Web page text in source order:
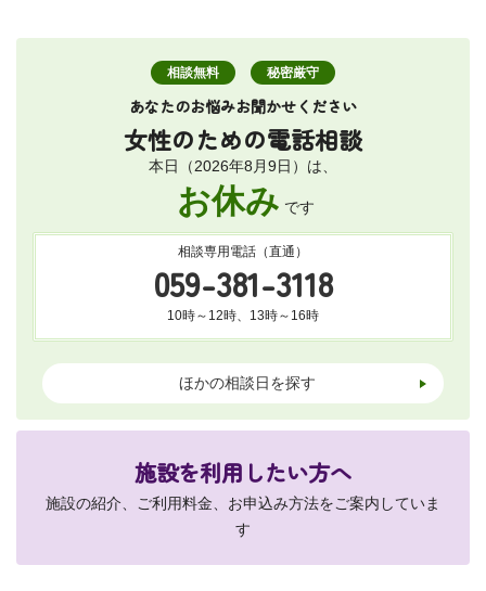
女性のための電話相談
相談無料 秘密厳守
あなたのお悩みお聞かせください
本日（2026年8月9日）は、
お休み です
相談専用電話（直通）
059-381-3118
10時～12時、13時～16時
ほかの相談日を探す
施設を利用したい方へ
施設の紹介、ご利用料金、お申込み方法をご案内していま
す